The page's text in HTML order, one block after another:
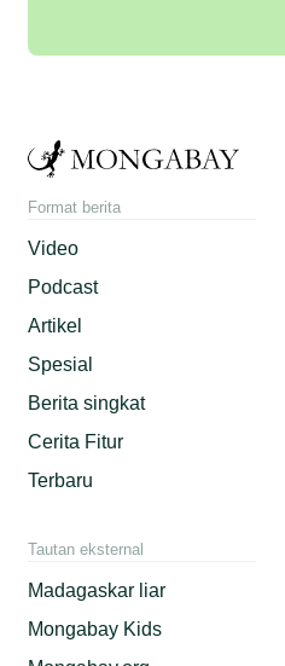
Format berita
Video
Podcast
Artikel
Spesial
Berita singkat
Cerita Fitur
Terbaru
Tautan eksternal
Madagaskar liar
Mongabay Kids